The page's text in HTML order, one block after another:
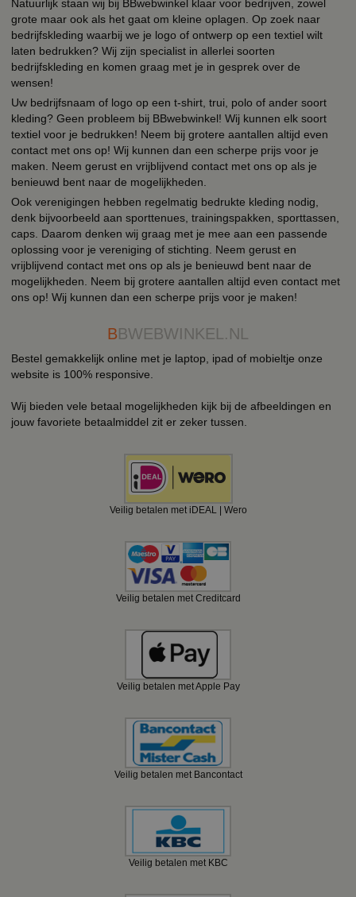
Natuurlijk staan wij bij BBwebwinkel klaar voor bedrijven, zowel
grote maar ook als het gaat om kleine oplagen. Op zoek naar
bedrijfskleding waarbij we je logo of ontwerp op een textiel wilt
laten bedrukken? Wij zijn specialist in allerlei soorten
bedrijfskleding en komen graag met je in gesprek over de
wensen!
Uw bedrijfsnaam of logo op een t-shirt, trui, polo of ander soort
kleding? Geen probleem bij BBwebwinkel! Wij kunnen elk soort
textiel voor je bedrukken! Neem bij grotere aantallen altijd even
contact met ons op! Wij kunnen dan een scherpe prijs voor je
maken. Neem gerust en vrijblijvend contact met ons op als je
benieuwd bent naar de mogelijkheden.
Ook verenigingen hebben regelmatig bedrukte kleding nodig,
denk bijvoorbeeld aan sporttenues, trainingspakken, sporttassen,
caps. Daarom denken wij graag met je mee aan een passende
oplossing voor je vereniging of stichting. Neem gerust en
vrijblijvend contact met ons op als je benieuwd bent naar de
mogelijkheden. Neem bij grotere aantallen altijd even contact met
ons op! Wij kunnen dan een scherpe prijs voor je maken!
BBWEBWINKEL.NL
Bestel gemakkelijk online met je laptop, ipad of mobieltje onze
website is 100% responsive.
Wij bieden vele betaal mogelijkheden kijk bij de afbeeldingen en
jouw favoriete betaalmiddel zit er zeker tussen.
Veilig betalen met iDEAL | Wero
Veilig betalen met Creditcard
Veilig betalen met Apple Pay
Veilig betalen met Bancontact
Veilig betalen met KBC